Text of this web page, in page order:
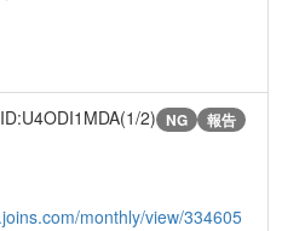
ID:U4ODI1MDA(1/2) NG 報告
monthly/view/334605